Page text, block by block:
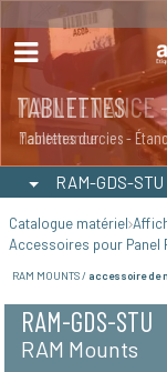
MAINTENANCE
Maintenance
TABLETTES
Tablettes durcies -
RAM-GDS-STU
Catalogue matériel
Accessoires pour Panel
RAM MOUNTS / accessoire de
RAM-GDS-STU
RAM Mounts